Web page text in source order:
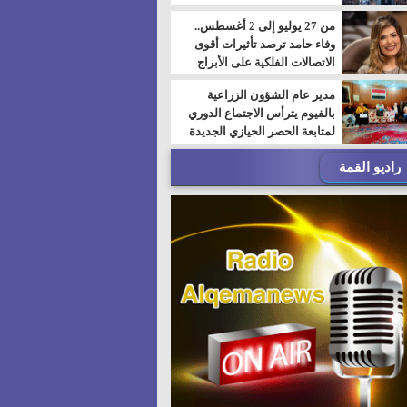
من 27 يوليو إلى 2 أغسطس..
وفاء حامد ترصد تأثيرات أقوى
الاتصالات الفلكية على الأبراج
مدير عام الشؤون الزراعية
بالفيوم يترأس الاجتماع الدوري
لمتابعة الحصر الحيازي الجديدة
راديو القمة